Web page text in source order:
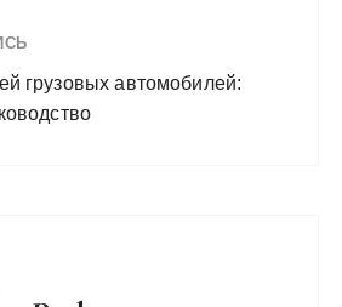
грузовых автомобилей: